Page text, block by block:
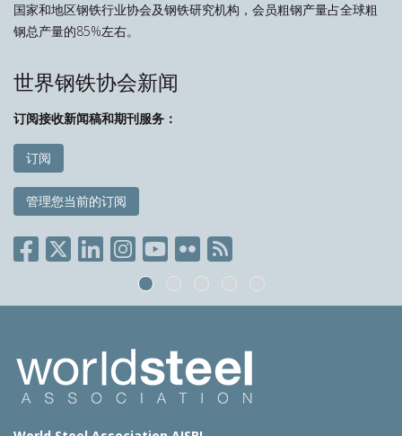
国家和地区钢铁行业协会及钢铁研究机构，会员粗钢产量占全球粗
钢总产量的85%左右。
世界钢铁协会新闻
订阅接收新闻稿和期刊服务：
订阅
管理您当前的订阅